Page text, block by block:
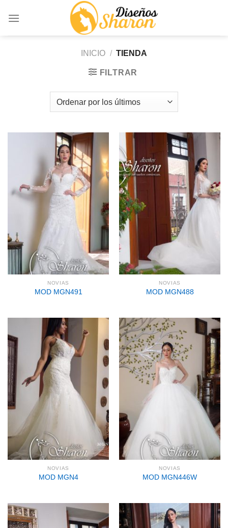
INICIO / TIENDA
FILTRAR
NOVIAS
MOD MGN491
NOVIAS
MOD MGN488
NOVIAS
MOD MGN4
NOVIAS
MOD MGN446W